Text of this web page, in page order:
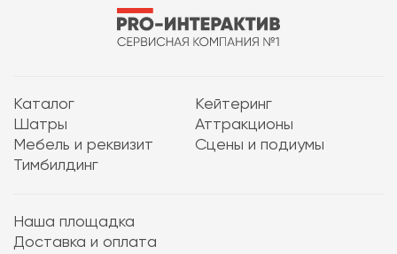
Каталог
Кейтеринг
Шатры
Аттракционы
Мебель и реквизит
Сцены и подиумы
Тимбилдинг
Наша площадка
Доставка и оплата